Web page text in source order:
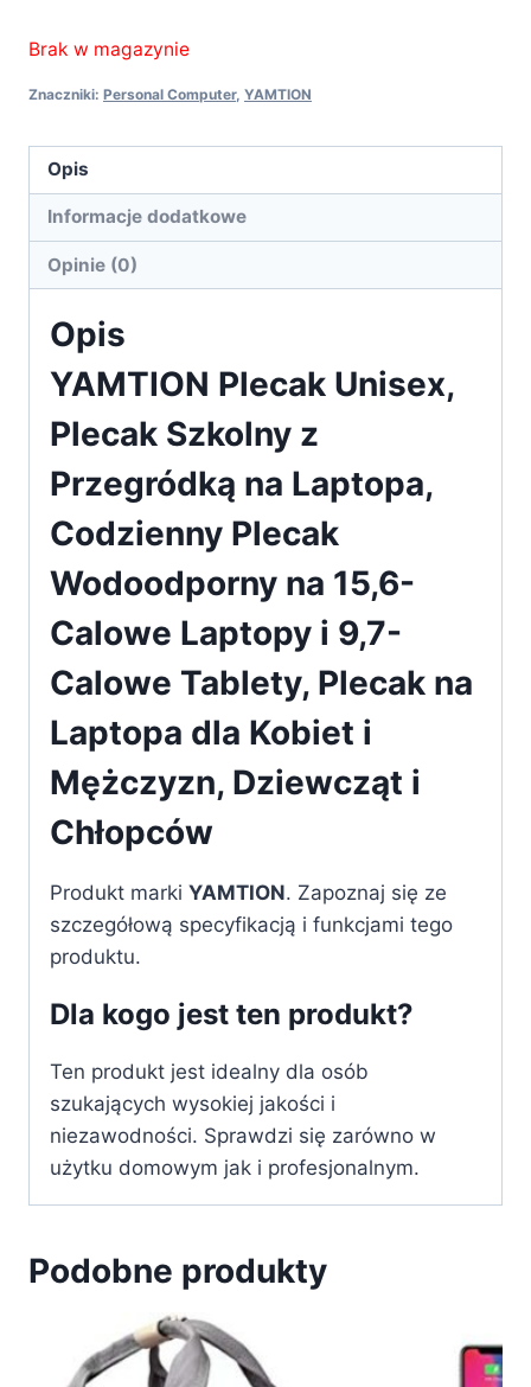
Brak w magazynie
Znaczniki: Personal Computer, YAMTION
Opis
Informacje dodatkowe
Opinie (0)
Opis
YAMTION Plecak Unisex,
Plecak Szkolny z
Przegródką na Laptopa,
Codzienny Plecak
Wodoodporny na 15,6-
Calowe Laptopy i 9,7-
Calowe Tablety, Plecak na
Laptopa dla Kobiet i
Mężczyzn, Dziewcząt i
Chłopców
Produkt marki YAMTION. Zapoznaj się ze
szczegółową specyfikacją i funkcjami tego
produktu.
Dla kogo jest ten produkt?
Ten produkt jest idealny dla osób
szukających wysokiej jakości i
niezawodności. Sprawdzi się zarówno w
użytku domowym jak i profesjonalnym.
Podobne produkty